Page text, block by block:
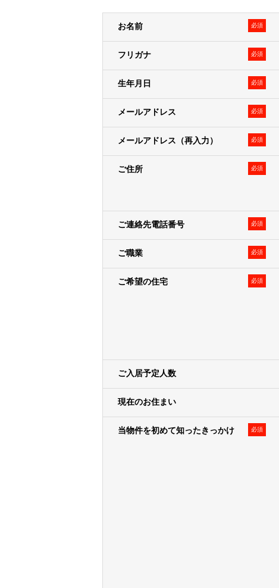
で、物件来場後に不動産取引に際して提
• WEBサイトの閲覧履歴
２．お客様は、登録した情報に変更が
ものとします。変更登録がなされなか
がない限り、弊社は責任を負いません。
弊社および弊社のグループ各社（三井
じとします）は、お客様情報を以下の
１．弊社の事業に関する商品・サービ
＜例として、以下の利用目的が含まれ
• 不動産に関するお客様との契約や取
• 不動産引渡し後のレジデンシャル・
• 提供する不動産の管理・運営
２．弊社および弊社のグループ各社の
• 広告配信事業者を利用した行動ター
• クーポン・サービス利用時の割引等
※1・※2・※3弊社または弊社のグルー
ます。上記の案内・配信・提供は電話
３．弊社および弊社のグループ各社の
＜例として、以下の利用目的が含まれ
• 新規事業の企画、新商品の開発、既
• 販売促進活動の効果検証､販売促進
４．上記利用目的１～３の達成にあた
弊社は、第三者であるデータ提供サー
お名前 必須
フリガナ 必須
生年月日 必須
メールアドレス 必須
メールアドレス（再入力） 必須
ご住所 必須
ご連絡先電話番号 必須
ご職業 必須
ご希望の住宅 必須
ご入居予定人数
現在のお住まい
当物件を初めて知ったきっかけ 必須